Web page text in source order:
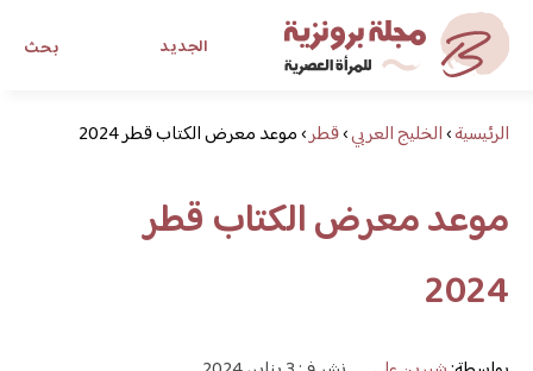
بحث الجديد
مجلة برونزية للفتاة العصرية
ابحث عن أي موضوع يهمك
الرئيسية›الخليج العربي›قطر›موعد معرض الكتاب قطر 2024
موعد معرض الكتاب قطر
2024